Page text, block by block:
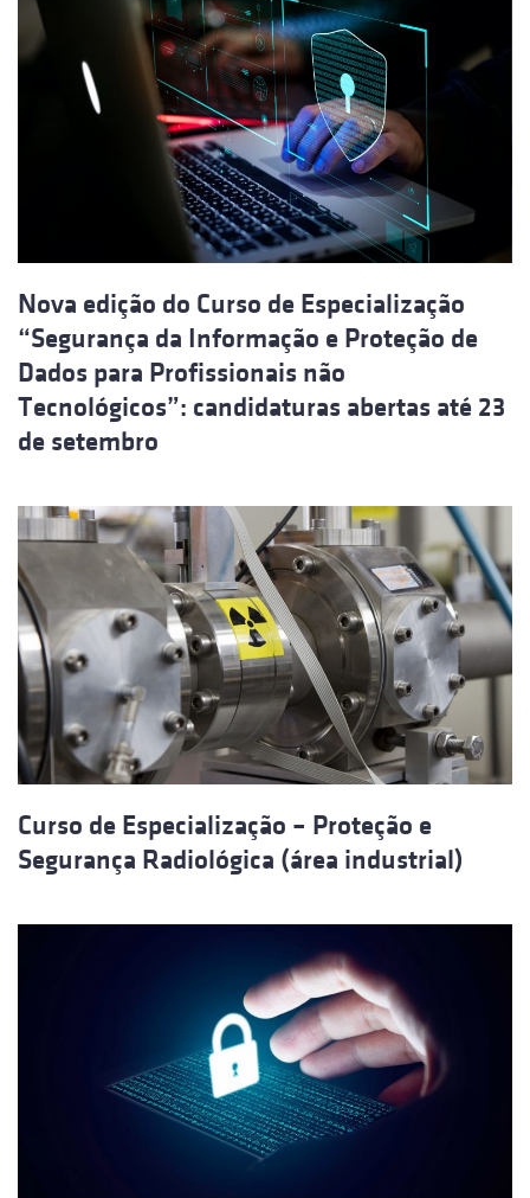
Nova edição do Curso de Especialização
“Segurança da Informação e Proteção de
Dados para Profissionais não
Tecnológicos”: candidaturas abertas até 23
de setembro
Curso de Especialização – Proteção e
Segurança Radiológica (área industrial)